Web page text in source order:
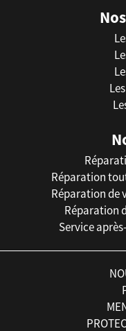
Réparation
Réparation de
Réparation
Service